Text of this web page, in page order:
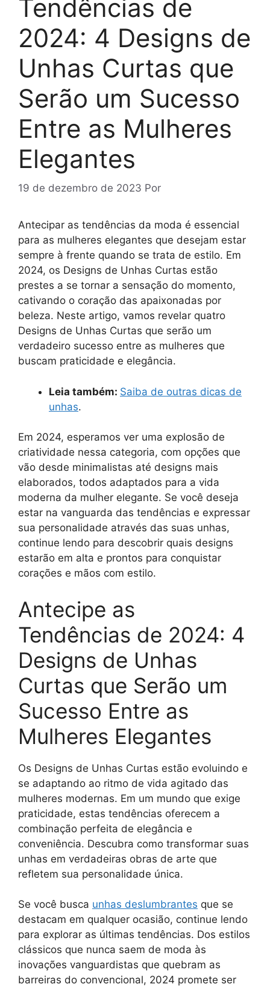
Tendências de
2024: 4 Designs de
Unhas Curtas que
Serão um Sucesso
Entre as Mulheres
Elegantes
19 de dezembro de 2023 Por
Antecipar as tendências da moda é essencial
para as mulheres elegantes que desejam estar
sempre à frente quando se trata de estilo. Em
2024, os Designs de Unhas Curtas estão
prestes a se tornar a sensação do momento,
cativando o coração das apaixonadas por
beleza. Neste artigo, vamos revelar quatro
Designs de Unhas Curtas que serão um
verdadeiro sucesso entre as mulheres que
buscam praticidade e elegância.
Leia também: Saiba de outras dicas de
unhas.
Em 2024, esperamos ver uma explosão de
criatividade nessa categoria, com opções que
vão desde minimalistas até designs mais
elaborados, todos adaptados para a vida
moderna da mulher elegante. Se você deseja
estar na vanguarda das tendências e expressar
sua personalidade através das suas unhas,
continue lendo para descobrir quais designs
estarão em alta e prontos para conquistar
corações e mãos com estilo.
Antecipe as
Tendências de 2024: 4
Designs de Unhas
Curtas que Serão um
Sucesso Entre as
Mulheres Elegantes
Os Designs de Unhas Curtas estão evoluindo e
se adaptando ao ritmo de vida agitado das
mulheres modernas. Em um mundo que exige
praticidade, estas tendências oferecem a
combinação perfeita de elegância e
conveniência. Descubra como transformar suas
unhas em verdadeiras obras de arte que
refletem sua personalidade única.
Se você busca unhas deslumbrantes que se
destacam em qualquer ocasião, continue lendo
para explorar as últimas tendências. Dos estilos
clássicos que nunca saem de moda às
inovações vanguardistas que quebram as
barreiras do convencional, 2024 promete ser